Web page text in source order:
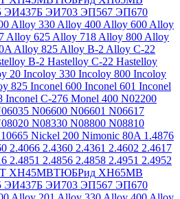
ЭИ437Б ЭИ703 ЭП567 ЭП670
Alloy 330 Alloy 400 Alloy 600 Alloy
Alloy 625 Alloy 718 Alloy 800 Alloy
Alloy 825 Alloy B-2 Alloy C-22
B-2 Hastelloy C-22 Hastelloy
20 Incoloy 330 Incoloy 800 Incoloy
825 Inconel 600 Inconel 601 Inconel
Inconel C-276 Monel 400 N02200
N06600 N06601 N06617
N08330 N08800 N08810
Nickel 200 Nimonic 80A 1.4876
2.4066 2.4360 2.4361 2.4602 2.4617
2.4851 2.4856 2.4858 2.4951 2.4952
ХН45МВТЮБРид ХН65МВ
ЭИ437Б ЭИ703 ЭП567 ЭП670